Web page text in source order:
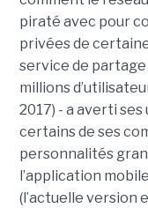
piraté avec pour
privées de
service de
millions
2017) - a averti
certains de ses
personnalités
l’application
(l’actuelle version